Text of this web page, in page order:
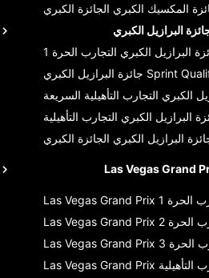
المكسيك الكبري الجائزة الكبري
البرازيل الكبري
البرازيل الكبري التجارب الحرة 1
جائزة البرازيل الكبري Sprint
الكبري التجارب التأهيلية السريعة
البرازيل الكبري التجارب التأهيلية
البرازيل الكبري الجائزة الكبري
Las Vegas Grand
Las Vegas Grand Prix الحرة 1
Las Vegas Grand Prix
الحرة 2
Las Vegas Grand Prix
الحرة 3
Las Vegas Grand Prix التأهيلية